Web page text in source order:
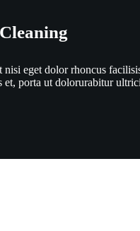
nisi eget dolor rhoncus
et, porta ut dolorurabitur